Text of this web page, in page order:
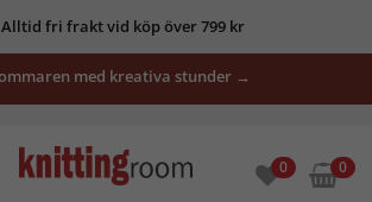
Alltid fri frakt vid köp över 799 kr
med kreativa stunder →
0 0